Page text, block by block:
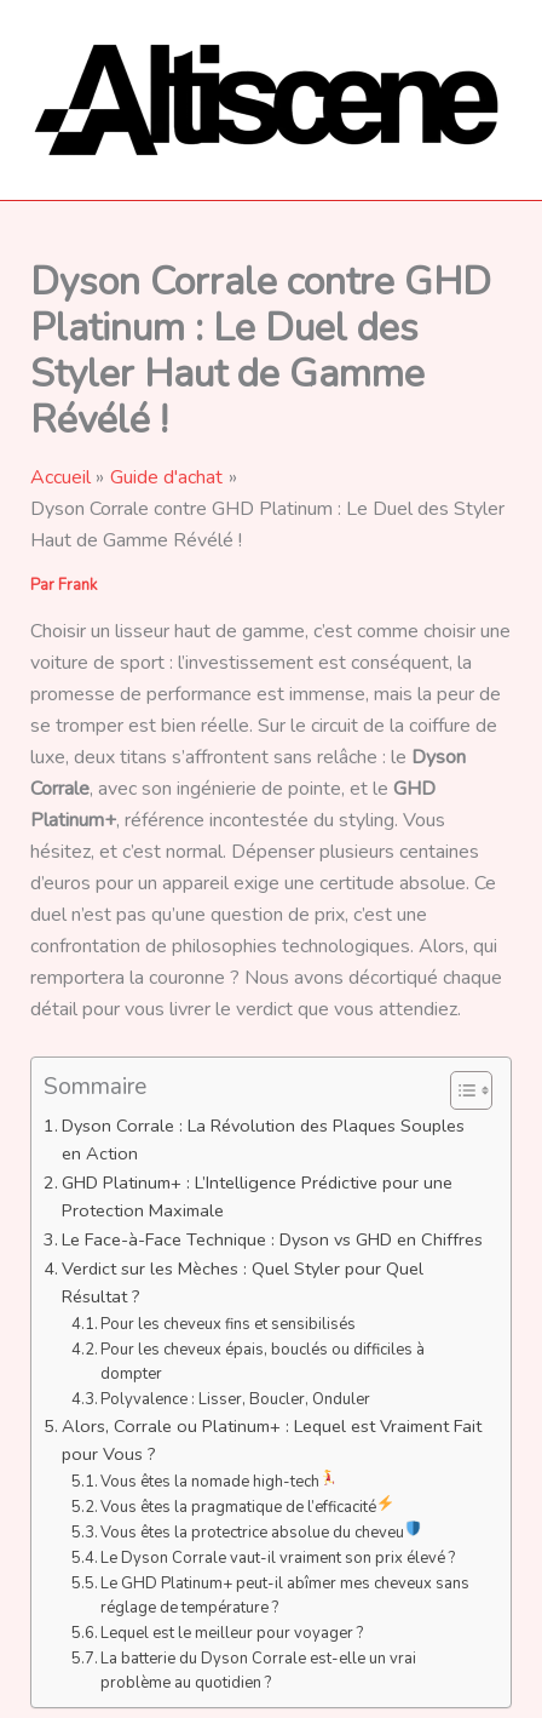
Dyson Corrale contre GHD
Platinum : Le Duel des
Styler Haut de Gamme
Révélé !
Accueil
Guide d'achat
Dyson Corrale contre GHD Platinum : Le Duel des Styler
Haut de Gamme Révélé !
Par Frank
Choisir un lisseur haut de gamme, c’est comme choisir une
voiture de sport : l’investissement est conséquent, la
promesse de performance est immense, mais la peur de
se tromper est bien réelle. Sur le circuit de la coiffure de
luxe, deux titans s’affrontent sans relâche : le Dyson
Corrale, avec son ingénierie de pointe, et le GHD
Platinum+, référence incontestée du styling. Vous
hésitez, et c’est normal. Dépenser plusieurs centaines
d’euros pour un appareil exige une certitude absolue. Ce
duel n’est pas qu’une question de prix, c’est une
confrontation de philosophies technologiques. Alors, qui
remportera la couronne ? Nous avons décortiqué chaque
détail pour vous livrer le verdict que vous attendiez.
Sommaire
Dyson Corrale : La Révolution des Plaques Souples
en Action
GHD Platinum+ : L’Intelligence Prédictive pour une
Protection Maximale
Le Face-à-Face Technique : Dyson vs GHD en Chiffres
Verdict sur les Mèches : Quel Styler pour Quel
Résultat ?
Pour les cheveux fins et sensibilisés
Pour les cheveux épais, bouclés ou difficiles à
dompter
Polyvalence : Lisser, Boucler, Onduler
Alors, Corrale ou Platinum+ : Lequel est Vraiment Fait
pour Vous ?
Vous êtes la nomade high-tech
Vous êtes la pragmatique de l’efficacité
Vous êtes la protectrice absolue du cheveu
Le Dyson Corrale vaut-il vraiment son prix élevé ?
Le GHD Platinum+ peut-il abîmer mes cheveux sans
réglage de température ?
Lequel est le meilleur pour voyager ?
La batterie du Dyson Corrale est-elle un vrai
problème au quotidien ?